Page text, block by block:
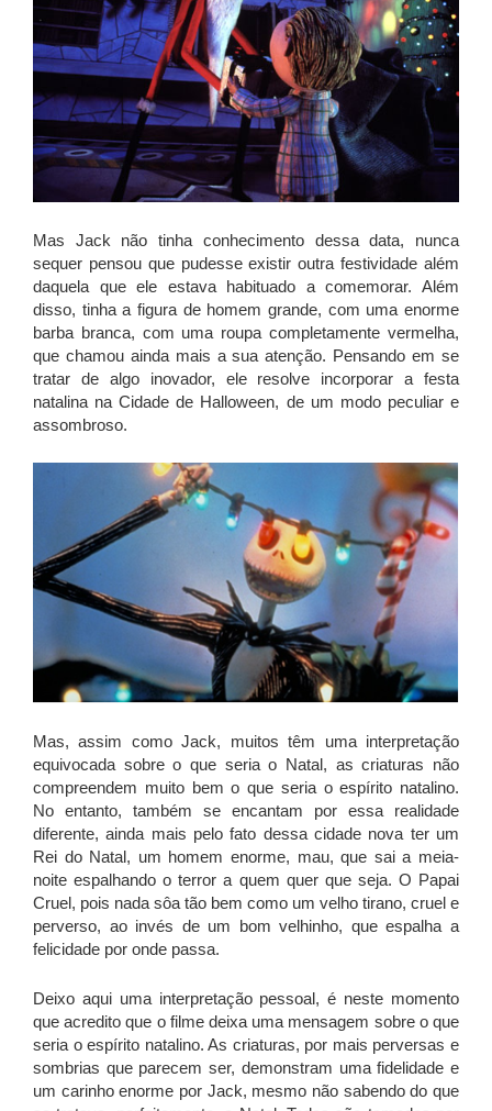
Mas Jack não tinha conhecimento dessa data, nunca
sequer pensou que pudesse existir outra festividade além
daquela que ele estava habituado a comemorar. Além
disso, tinha a figura de homem grande, com uma enorme
barba branca, com uma roupa completamente vermelha,
que chamou ainda mais a sua atenção. Pensando em se
tratar de algo inovador, ele resolve incorporar a festa
natalina na Cidade de Halloween, de um modo peculiar e
assombroso.
Mas, assim como Jack, muitos têm uma interpretação
equivocada sobre o que seria o Natal, as criaturas não
compreendem muito bem o que seria o espírito natalino.
No entanto, também se encantam por essa realidade
diferente, ainda mais pelo fato dessa cidade nova ter um
Rei do Natal, um homem enorme, mau, que sai a meia-
noite espalhando o terror a quem quer que seja. O Papai
Cruel, pois nada sôa tão bem como um velho tirano, cruel e
perverso, ao invés de um bom velhinho, que espalha a
felicidade por onde passa.
Deixo aqui uma interpretação pessoal, é neste momento
que acredito que o filme deixa uma mensagem sobre o que
seria o espírito natalino. As criaturas, por mais perversas e
sombrias que parecem ser, demonstram uma fidelidade e
um carinho enorme por Jack, mesmo não sabendo do que